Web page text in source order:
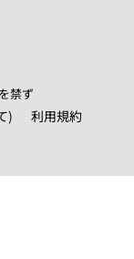
禁ず
)
利用規約